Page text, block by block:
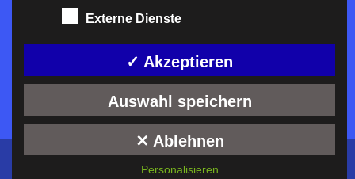
Termine AKTUELL
Anfahrt/Kontakt
Konzeption und technische Umsetzung:ckDIALOG©
Externe Dienste
✓ Akzeptieren
Auswahl speichern
✕ Ablehnen
Personalisieren